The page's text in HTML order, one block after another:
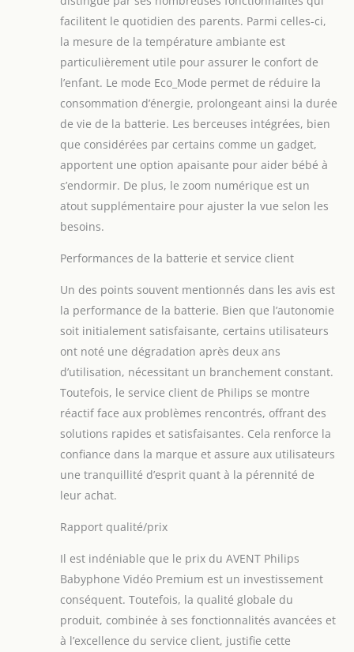
facilitent le quotidien des parents. Parmi celles-ci,
la mesure de la température ambiante est
particulièrement utile pour assurer le confort de
l’enfant. Le mode Eco_Mode permet de réduire la
consommation d’énergie, prolongeant ainsi la durée
de vie de la batterie. Les berceuses intégrées, bien
que considérées par certains comme un gadget,
apportent une option apaisante pour aider bébé à
s’endormir. De plus, le zoom numérique est un
atout supplémentaire pour ajuster la vue selon les
besoins.
Performances de la batterie et service client
Un des points souvent mentionnés dans les avis est
la performance de la batterie. Bien que l’autonomie
soit initialement satisfaisante, certains utilisateurs
ont noté une dégradation après deux ans
d’utilisation, nécessitant un branchement constant.
Toutefois, le service client de Philips se montre
réactif face aux problèmes rencontrés, offrant des
solutions rapides et satisfaisantes. Cela renforce la
confiance dans la marque et assure aux utilisateurs
une tranquillité d’esprit quant à la pérennité de
leur achat.
Rapport qualité/prix
Il est indéniable que le prix du AVENT Philips
Babyphone Vidéo Premium est un investissement
conséquent. Toutefois, la qualité globale du
produit, combinée à ses fonctionnalités avancées et
à l’excellence du service client, justifie cette